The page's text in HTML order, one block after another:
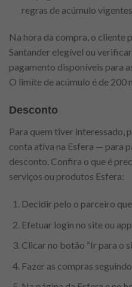
regras de acúmulo vigentes.
Na hora da compra, o cliente
Santander elegível ou
pagamento disponíveis para
O limite de acúmulo é de 200
Desconto
Para quem tiver interessado,
conta ativa na Esfera — para
desconto. Confira o que é
serviços ou produtos Esfera:
Decidir pelo o parceiro
Efetuar login no site ou
Clicar no botão “Ir para o
Fazer as compras